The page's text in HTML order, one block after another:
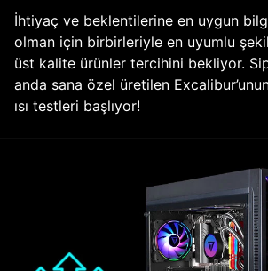
İhtiyaç ve beklentilerine en uygun
olman için birbirleriyle en uyumlu
üst kalite ürünler tercihini bekliyor.
anda sana özel üretilen
ısı testleri başlıyor!